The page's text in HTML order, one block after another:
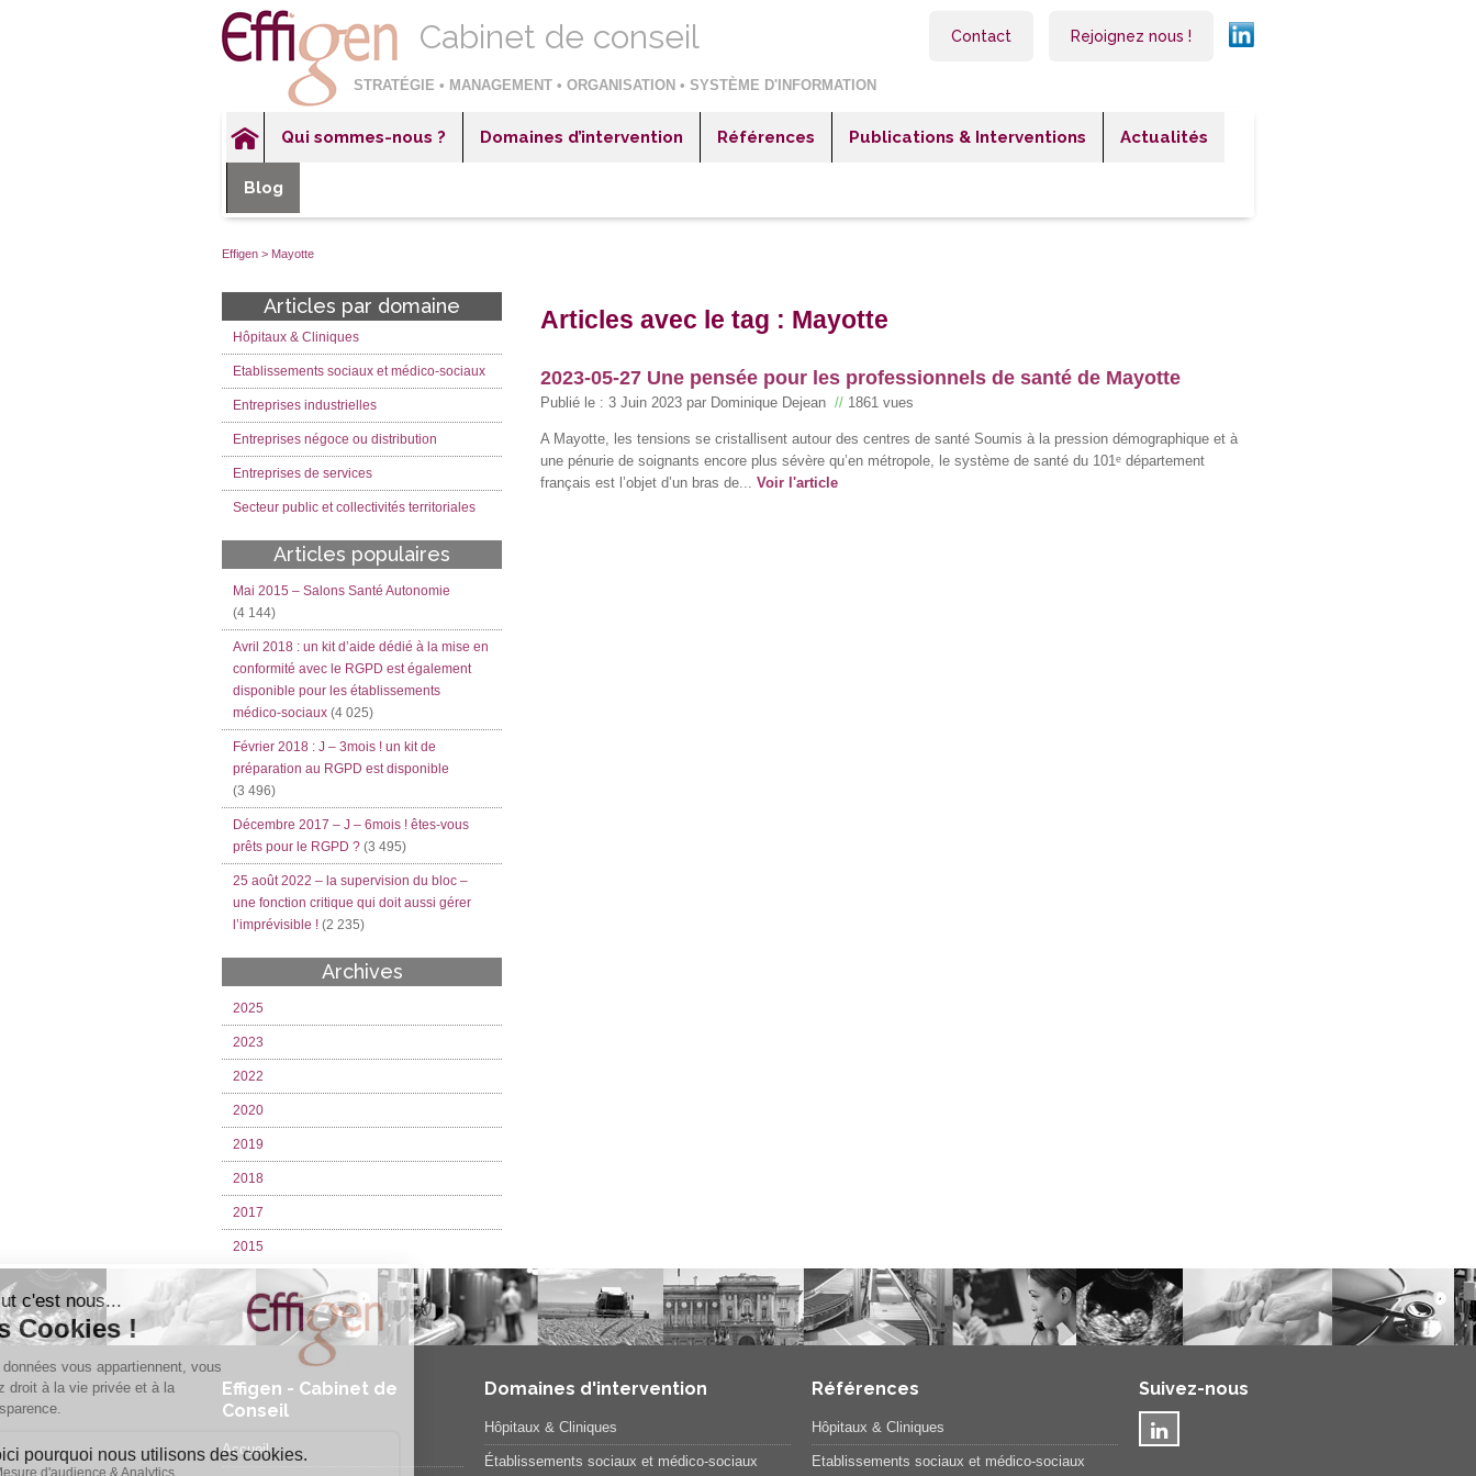
Contact Rejoignez nous !
Cabinet de conseil
STRATÉGIE • MANAGEMENT • ORGANISATION • SYSTÈME D'INFORMATION
Qui sommes-nous ? Domaines d’intervention
Entreprises de services
Références
Entreprises de services
Publications & Interventions Actualités
Blog
Effigen > Mayotte
Articles avec le tag : Mayotte
2023-05-27 Une pensée pour les professionnels de santé de Mayotte
Publié le : 3 Juin 2023 par Dominique Dejean // 1861 vues
A Mayotte, les tensions se cristallisent autour des centres de santé Soumis à la pression démographique et à
une pénurie de soignants encore plus sévère qu’en métropole, le système de santé du 101ᵉ département
français est l’objet d’un bras de... Voir l'article
Articles par domaine
Hôpitaux & Cliniques
Etablissements sociaux et médico-sociaux
Entreprises industrielles
Entreprises négoce ou distribution
Entreprises de services
Secteur public et collectivités territoriales
Articles populaires
Mai 2015 – Salons Santé Autonomie
(4 144)
Avril 2018 : un kit d’aide dédié à la mise en
conformité avec le RGPD est également
disponible pour les établissements
médico-sociaux (4 025)
Février 2018 : J – 3mois ! un kit de
préparation au RGPD est disponible
(3 496)
Décembre 2017 – J – 6mois ! êtes-vous
prêts pour le RGPD ? (3 495)
25 août 2022 – la supervision du bloc –
une fonction critique qui doit aussi gérer
l’imprévisible ! (2 235)
Archives
2025
2023
2022
2020
2019
2018
2017
2015
Effigen - Cabinet de
Conseil
Accueil
Domaines d'intervention
Hôpitaux & Cliniques
Établissements sociaux et médico-sociaux
Références
Hôpitaux & Cliniques
Etablissements sociaux et médico-sociaux
Suivez-nous